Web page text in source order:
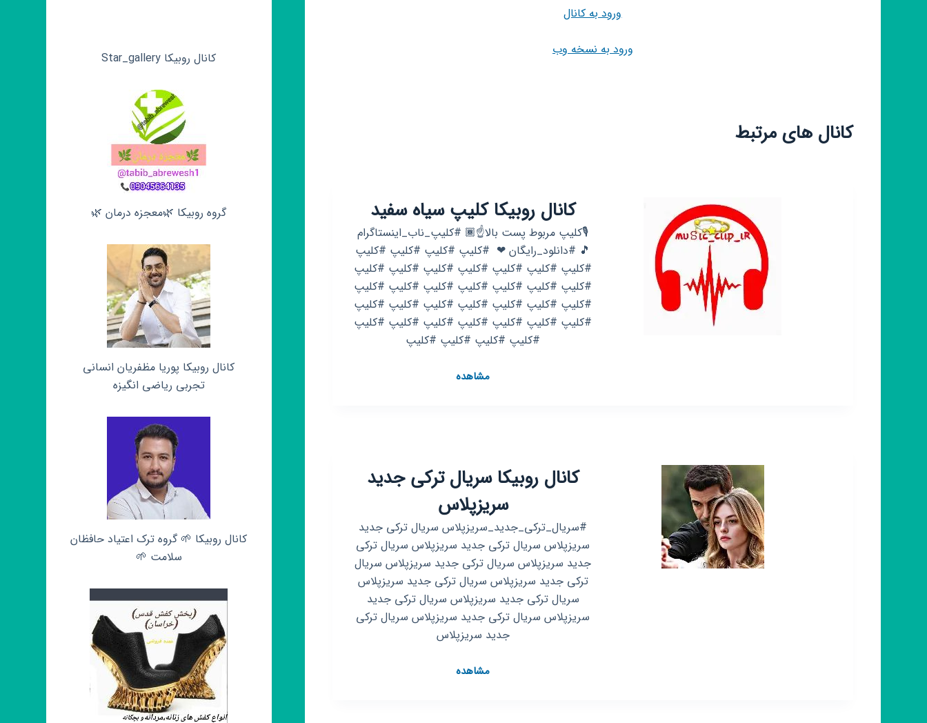
ورود به کانال
ورود به نسخه وب
کانال های مرتبط
کانال روبیکا کلیپ سیاه سفید
🎙کلیپ مربوط پست بالا☝️🏾 #کلیپ_ناب_اینستاگرام
🎵 #دانلود_رایگان ❤ ‌‌‌‌ #کلیپ #کلیپ #کلیپ #کلیپ
#کلیپ #کلیپ #کلیپ #کلیپ #کلیپ #کلیپ #کلیپ
#کلیپ #کلیپ #کلیپ #کلیپ #کلیپ #کلیپ #کلیپ
#کلیپ #کلیپ #کلیپ #کلیپ #کلیپ #کلیپ #کلیپ
#کلیپ #کلیپ #کلیپ #کلیپ #کلیپ #کلیپ #کلیپ
#کلیپ #کلیپ #کلیپ #کلیپ
مشاهدهکانال
کانال روبیکا سریال ترکی جدید
سریزپلاس
#سریال_ترکی_جدید_سریزپلاس سریال ترکی جدید
سریزپلاس سریال ترکی جدید سریزپلاس سریال ترکی
جدید سریزپلاس سریال ترکی جدید سریزپلاس سریال
ترکی جدید سریزپلاس سریال ترکی جدید سریزپلاس
سریال ترکی جدید سریزپلاس سریال ترکی جدید
سریزپلاس سریال ترکی جدید سریزپلاس سریال ترکی
جدید سریزپلاس
مشاهدهکانال
کانال روبیکا Star_gallery
گروه روبیکا 🌿معجزه درمان 🌿
کانال روبیکا پوریا مظفریان انسانی
تجربی ریاضی انگیزه
کانال روبیکا 🌱 گروه ترک اعتیاد حافظان
سلامت 🌱